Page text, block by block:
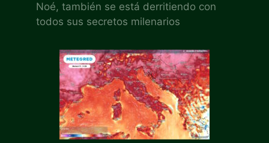
Noé, también se está derritiendo con
todos sus secretos milenarios